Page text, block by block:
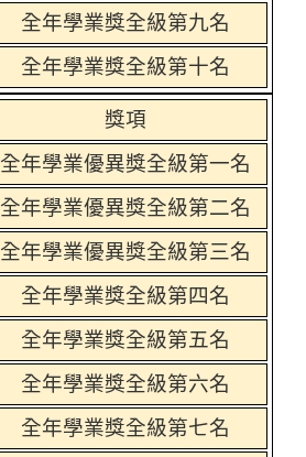
全年學業獎全級第九名
全年學業獎全級第十名
獎項
全年學業優異獎全級第一名
全年學業優異獎全級第二名
全年學業優異獎全級第三名
全年學業獎全級第四名
全年學業獎全級第五名
全年學業獎全級第六名
全年學業獎全級第七名